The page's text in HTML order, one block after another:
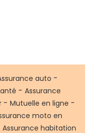
auto -
- Assurance
- Mutuelle en ligne -
moto en
Assurance habitation